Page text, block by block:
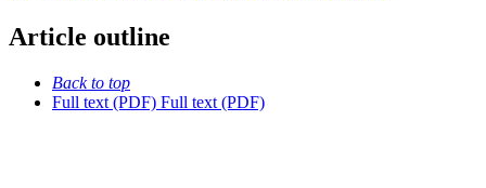
Article outline
Back to top
Full text (PDF) Full text (PDF)